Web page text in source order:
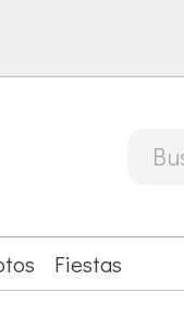
Buscar
por:
Fiestas